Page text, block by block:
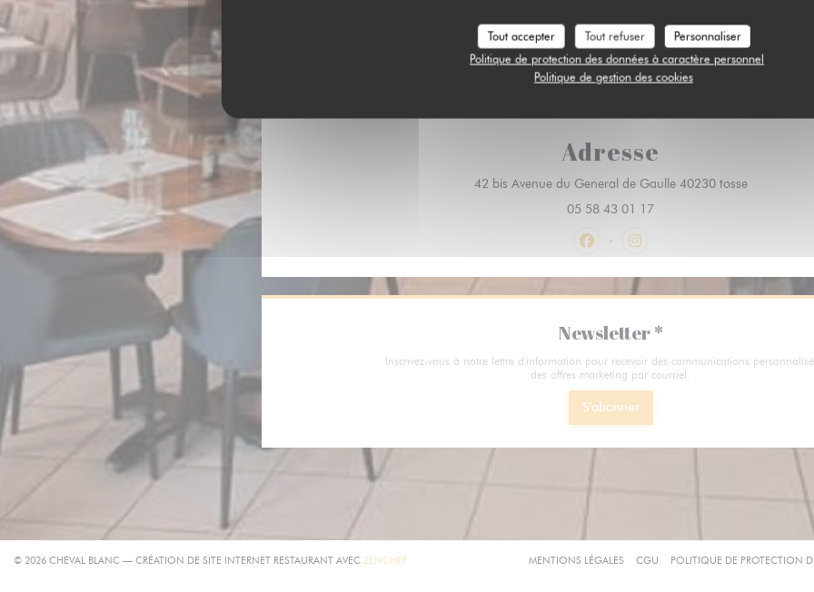
Tout accepter Tout refuser
Personnaliser
Politique de protection des données à caractère personnel
Politique de gestion des cookies
Restaurant, Eurocard/Mastercard, Titres restaurant,
Espèces, Visa, Chèques Vacances, Chèques, Carte
Adresse
42 bis Avenue du General de Gaulle 40230 tosse((ouvre une
05 58 43 01 17
Facebook ((ouvre une nouvelle
Instagram ((ouvre une
Newsletter*
Inscrivez-vous à notre lettre d'information pour recevoir des communications
des offres marketing par courriel.
S'abonner
© 2026 CHEVAL BLANC — CRÉATION DE SITE INTERNET RESTAURANT AVEC ZENCHEF ((OUVRE UNE NOUVELLE FENÊTRE))MENTIONS LÉGALES((OUVRE UNE NOUVELLE FENÊTRE))
CGU ((OUVRE UNE NOUVELLE
POLITIQUE DE PROTECTION